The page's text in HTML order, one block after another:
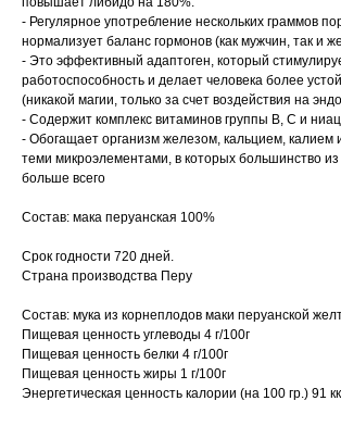
- Регулярное употребление нескольких граммов
нормализует баланс гормонов (как мужчин, так и
- Это эффективный адаптоген, который
работоспособность и делает человека более
(никакой магии, только за счет воздействия на
- Содержит комплекс витаминов группы В, С и
- Обогащает организм железом, кальцием, калием
теми микроэлементами, в которых большинство
больше всего
Состав: мака перуанская 100%
Срок годности 720 дней.
Страна производства Перу
Состав: мука из корнеплодов маки перуанской
Пищевая ценность углеводы 4 г/100г
Пищевая ценность белки 4 г/100г
Пищевая ценность жиры 1 г/100г
Энергетическая ценность калории (на 100 гр.) 91